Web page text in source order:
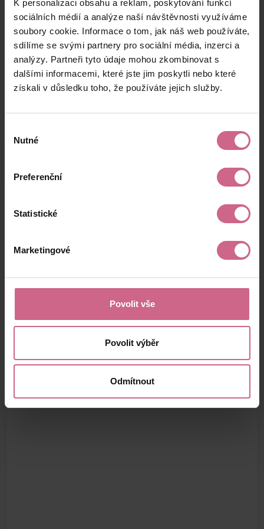
K personalizaci obsahu a reklam, poskytování funkcí
sociálních médií a analýze naší návštěvnosti využíváme
soubory cookie. Informace o tom, jak náš web používáte,
sdílíme se svými partnery pro sociální média, inzerci a
analýzy. Partneři tyto údaje mohou zkombinovat s
dalšími informacemi, které jste jim poskytli nebo které
získali v důsledku toho, že používáte jejich služby.
souhlasu
Nutné
Preferenční
Statistické
Marketingové
Povolit vše
Povolit výběr
Odmítnout
P****
B****
30. 12. 2024
20:16:06
W****
299 Kč
30. 12. 2024
20:09:50
837 Kč
T****
P****
1 200 Kč
30. 12. 2024
18:31:54
3 360 Kč
keyboard_arrow_left keyboard_arrow_right